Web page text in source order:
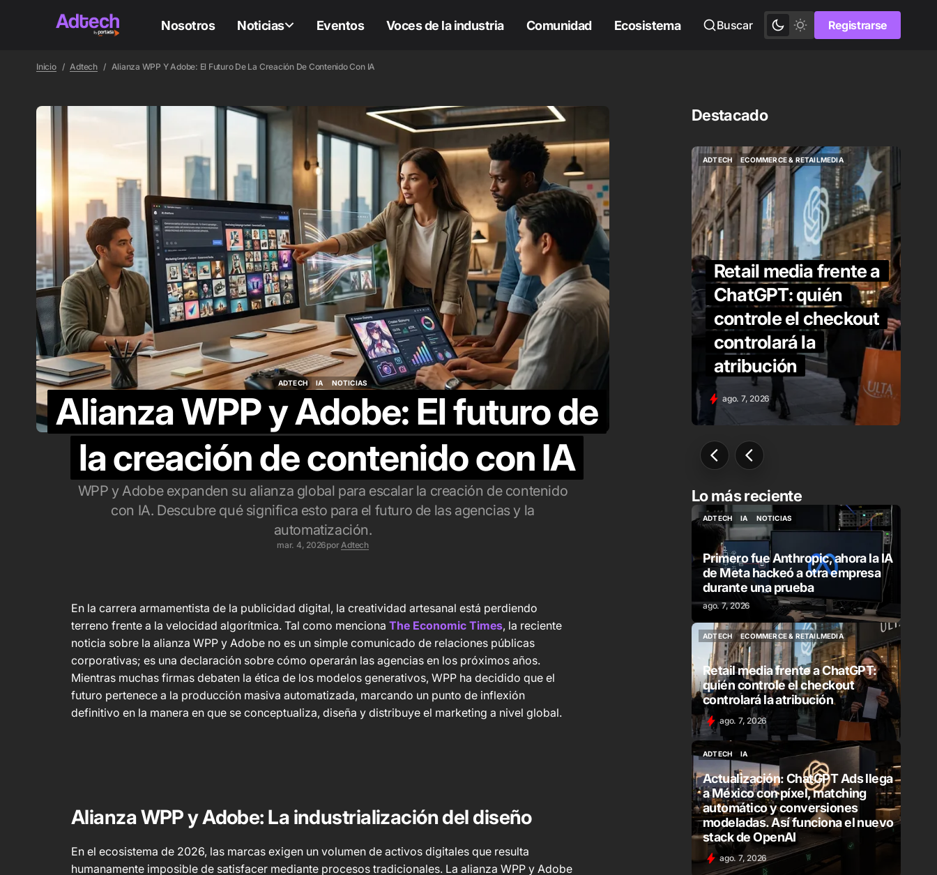
Nosotros Noticias Eventos Voces de la industria Comunidad Ecosistema Buscar
Registrarse
Registrarse
Inicio Adtech Alianza WPP Y Adobe: El Futuro De La Creación De Contenido Con IA
ADTECH
IA
NOTICIAS
Alianza WPP y Adobe: El futuro de
la creación de contenido con IA
WPP y Adobe expanden su alianza global para escalar la creación de contenido
con IA. Descubre qué significa esto para el futuro de las agencias y la
automatización.
mar. 4, 2026por Adtech
En la carrera armamentista de la publicidad digital, la creatividad artesanal está perdiendo
terreno frente a la velocidad algorítmica. Tal como menciona The Economic Times, la reciente
noticia sobre la alianza WPP y Adobe no es un simple comunicado de relaciones públicas
corporativas; es una declaración sobre cómo operarán las agencias en los próximos años.
Mientras muchas firmas debaten la ética de los modelos generativos, WPP ha decidido que el
futuro pertenece a la producción masiva automatizada, marcando un punto de inflexión
definitivo en la manera en que se conceptualiza, diseña y distribuye el marketing a nivel global.
Alianza WPP y Adobe: La industrialización del diseño
En el ecosistema de 2026, las marcas exigen un volumen de activos digitales que resulta
humanamente imposible de satisfacer mediante procesos tradicionales. La alianza WPP y Adobe
Destacado
ADTECH
ADTECH
IA
Actualización:
ChatGPT Ads llega a
México con píxel,
matching automático
y conversiones
modeladas. Así
funciona el nuevo
stack de OpenAI
ago. 7, 2026
COLUMNAS
COLUMNAS
Comprar
influencers no es
hacer influencer
marketing
ago. 4, 2026
ADTECH
ADTECH
ECOMMERCE & RETAILMEDIA
ECOMMERCE & RETAILMEDIA
Retail media frente a
ChatGPT: quién
controle el checkout
controlará la
atribución
ago. 7, 2026
Lo más reciente
ADTECH
ADTECH
IA
IA
NOTICIAS
NOTICIAS
Primero fue Anthropic, ahora la IA
de Meta hackeó a otra empresa
durante una prueba
ago. 7, 2026
ADTECH
ADTECH
ECOMMERCE & RETAILMEDIA
ECOMMERCE & RETAILMEDIA
Retail media frente a ChatGPT:
quién controle el checkout
controlará la atribución
ago. 7, 2026
ADTECH
IA
Actualización: ChatGPT Ads llega
a México con píxel, matching
automático y conversiones
modeladas. Así funciona el nuevo
stack de OpenAI
ago. 7, 2026